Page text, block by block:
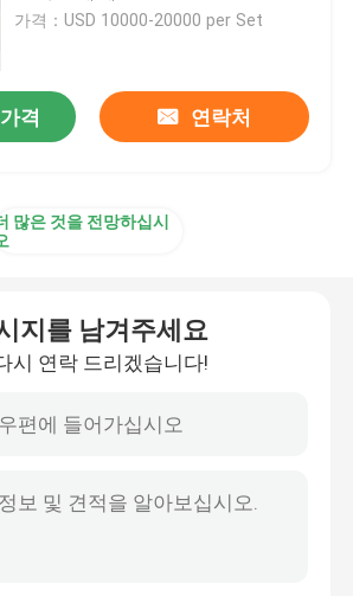
가격：USD 10000-20000 per Set
격 연락처
많은 것을 전망하십시
지를 남겨주세요
시 연락 드리겠습니다!